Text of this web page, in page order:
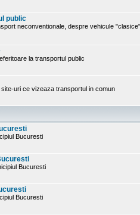
public
neconventionale, despre vehicule
la transportul public
uri ce vizeaza transportul in comun
Bucuresti
Bucuresti
Bucuresti